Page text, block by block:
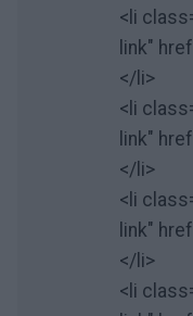
<li
link"
</li>
<li
link"
</li>
<li
link"
</li>
<li